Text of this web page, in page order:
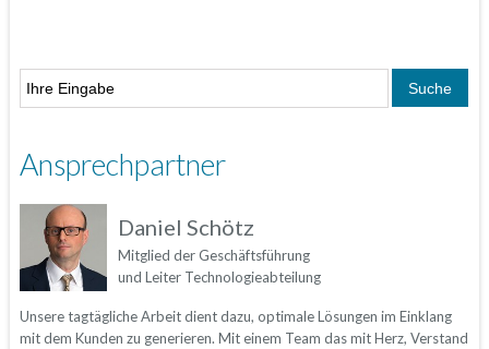
Ansprechpartner
Daniel Schötz
Mitglied der Geschäftsführung
und Leiter Technologieabteilung
Unsere tagtägliche Arbeit dient dazu, optimale Lösungen im Einklang
mit dem Kunden zu generieren. Mit einem Team das mit Herz, Verstand